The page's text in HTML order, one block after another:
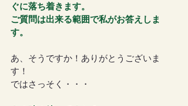
ぐに落ち着きます。
ご質問は出来る範囲で私がお答えしま
す。
あ、そうですか！ありがとうございま
す！
ではさっそく・・・